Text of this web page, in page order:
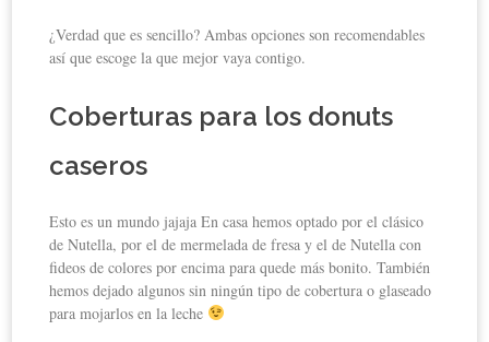
¿Verdad que es sencillo? Ambas opciones son recomendables
así que escoge la que mejor vaya contigo.
Coberturas para los donuts
caseros
Esto es un mundo jajaja En casa hemos optado por el clásico
de Nutella, por el de mermelada de fresa y el de Nutella con
fideos de colores por encima para quede más bonito. También
hemos dejado algunos sin ningún tipo de cobertura o glaseado
para mojarlos en la leche